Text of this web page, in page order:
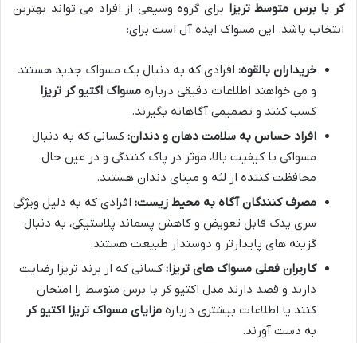
کر با برس متوسط تریزا برای گروه وسیعی از افراد می تواند بهترین
انتخاب باشد. این مسواک ایده آل است برای:
خریداران بالقوه: افرادی که به دنبال یک مسواک جدید هستند
و می خواهند اطلاعات دقیقی درباره مسواک اکتیو کر تریزا
کسب کنند و تصمیمی آگاهانه بگیرند.
افراد حساس به سلامت دهان و دندان: کسانی که به دنبال
مسواکی با کیفیت بالا، موثر در پاک کنندگی و در عین حال
محافظت کننده از لثه و مینای دندان هستند.
مصرف کنندگان آگاه به محیط زیست: افرادی که به دلیل ویژگی
سری یدک قابل تعویض و کاهش پسماند پلاستیکی، به دنبال
گزینه های پایدارتر و دوستدار طبیعت هستند.
کاربران فعلی مسواک های تریزا: کسانی که از برند تریزا رضایت
دارند و قصد دارند مدل اکتیو کر با برس متوسط را امتحان
کنند یا اطلاعات بیشتری درباره مزایای مسواک تریزا اکتیو کر
به دست آورند.